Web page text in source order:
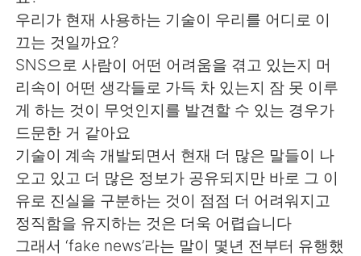
繁體中文 Español
العربية Français
日本語 한국어
Русский ไทย
Indonesia Italiano
Türkçe Tiếng Việt
우리가 현재 사용하는 기술이 우리를 어디로 이
끄는 것일까요?
SNS으로 사람이 어떤 어려움을 겪고 있는지 머
리속이 어떤 생각들로 가득 차 있는지 잠 못 이루
게 하는 것이 무엇인지를 발견할 수 있는 경우가
드문한 거 같아요
기술이 계속 개발되면서 현재 더 많은 말들이 나
오고 있고 더 많은 정보가 공유되지만 바로 그 이
유로 진실을 구분하는 것이 점점 더 어려워지고
정직함을 유지하는 것은 더욱 어렵습니다
그래서 ‘fake news’라는 말이 몇년 전부터 유행했